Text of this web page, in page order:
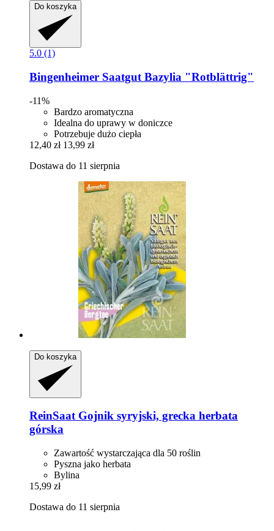
Do koszyka
5.0 (1)
Bingenheimer Saatgut Bazylia "Rotblättrig"
-11%
Bardzo aromatyczna
Idealna do uprawy w doniczce
Potrzebuje dużo ciepła
12,40 zł 13,99 zł
Dostawa do 11 sierpnia
Do koszyka
ReinSaatGojnik syryjski, grecka herbata
górska
Zawartość wystarczająca dla 50 roślin
Pyszna jako herbata
Bylina
15,99 zł
Dostawa do 11 sierpnia